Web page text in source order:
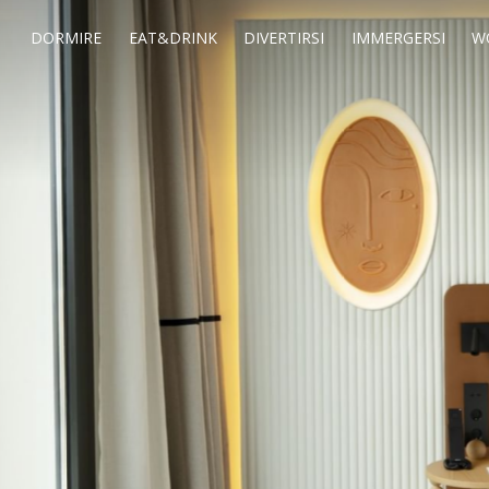
DORMIRE EAT&DRINK DIVERTIRSI IMMERGERSI